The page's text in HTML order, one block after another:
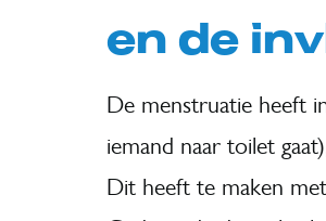
en de
De menstruatie heeft
iemand naar toilet
Dit heeft te maken